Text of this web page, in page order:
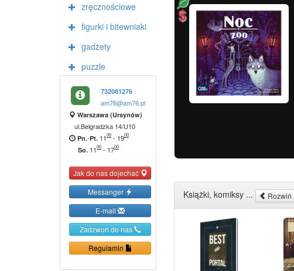
zręcznościowe
figurki i bitewniaki
gadżety
puzzle
732081276
am76@am76.pl
Warszawa (Ursynów)
ul.Belgradzka 14/U10
Pn.-Pt. 1100 - 1900
So. 1100 - 1700
Jak do nas dojechać
Messanger
E-mail
Zadzwoń do nas
Regulamin
Książki, komiksy ... Rozwiń